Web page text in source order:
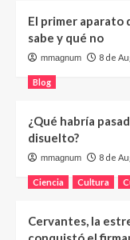
El primer aparato
sabe y qué no
mmagnum 8 de
Blog
¿Qué habría
disuelto?
mmagnum 8 de
Ciencia Cultura
Cervantes, la